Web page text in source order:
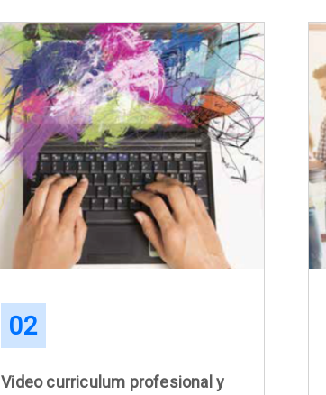
02
Video curriculum profesional y